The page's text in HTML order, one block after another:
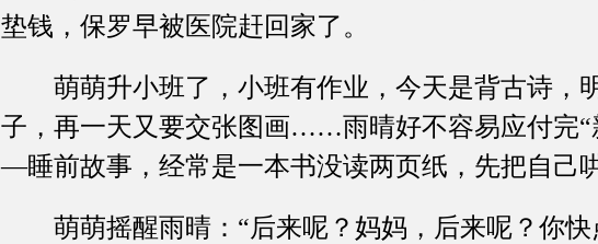
垫钱，保罗早被医院赶回家了。
萌萌升小班了，小班有作业，今天是背古诗，
子，再一天又要交张图画……雨晴好不容易应付完“
—睡前故事，经常是一本书没读两页纸，先把自己
萌萌摇醒雨晴：“后来呢？妈妈，后来呢？你快